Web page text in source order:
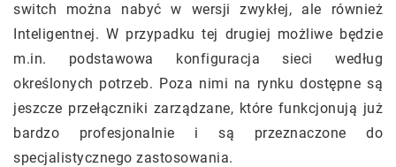
switch można nabyć w wersji zwykłej, ale również
Inteligentnej. W przypadku tej drugiej możliwe będzie
m.in. podstawowa konfiguracja sieci według
określonych potrzeb. Poza nimi na rynku dostępne są
jeszcze przełączniki zarządzane, które funkcjonują już
bardzo profesjonalnie i są przeznaczone do
specjalistycznego zastosowania.